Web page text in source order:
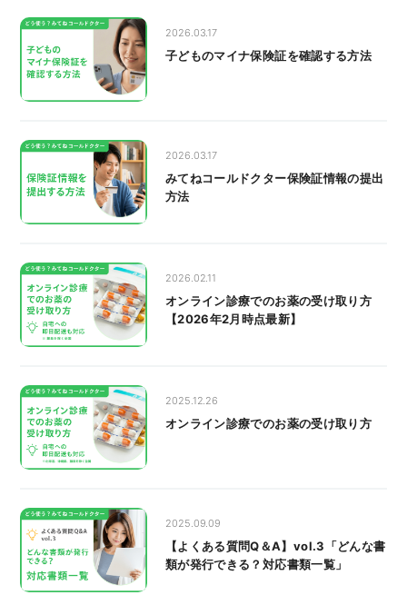
2026.03.17
子どものマイナ保険証を確認する方法
2026.03.17
みてねコールドクター保険証情報の提出
方法
2026.02.11
オンライン診療でのお薬の受け取り方
【2026年2月時点最新】
2025.12.26
オンライン診療でのお薬の受け取り方
2025.09.09
【よくある質問Q＆A】vol.3「どんな書
類が発行できる？対応書類一覧」